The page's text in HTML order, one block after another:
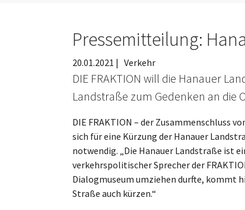
Pressemitteilung:
20.01.2021 | Verkehr
DIE FRAKTION will die Hanauer
Landstraße zum Gedenken an die
DIE FRAKTION – der Zusammenschluss
sich für eine Kürzung der Hanauer
notwendig. „Die Hanauer Landstraße ist
verkehrspolitischer Sprecher der
Dialogmuseum umziehen durfte, kommt
Straße auch kürzen.“